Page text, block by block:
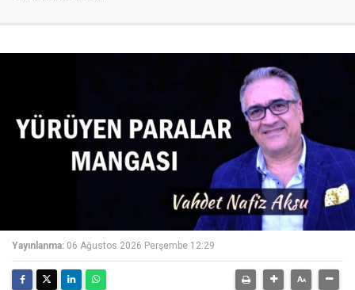
Yayınlanma: 06 Ağustos 2026 Perşembe 12:29